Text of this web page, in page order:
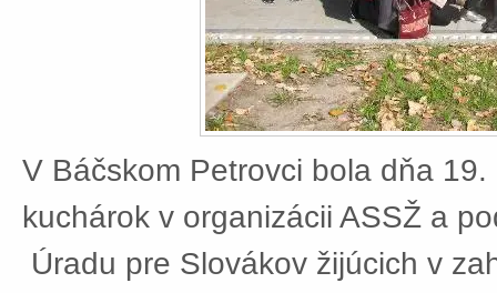
V Báčskom Petrovci bola dňa
kuchárok v organizácii ASSŽ a
Úradu pre Slovákov žijúcich v